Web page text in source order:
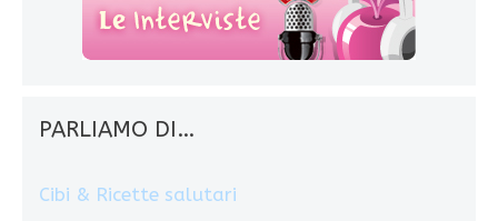
PARLIAMO DI…
Cibi & Ricette salutari